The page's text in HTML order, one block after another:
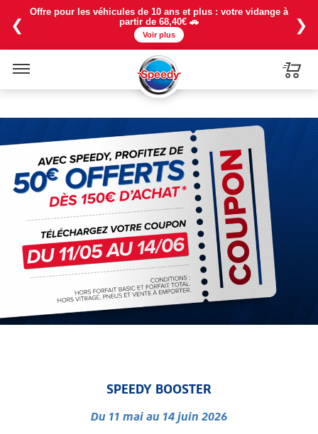
❮
Offre pour les véhicules de 10 ans et plus : votre vidange à
partir de 68,40€ 🚗
Voir plus
❯
SPEEDY BOOSTER
Du 11 mai au 14 juin 2026